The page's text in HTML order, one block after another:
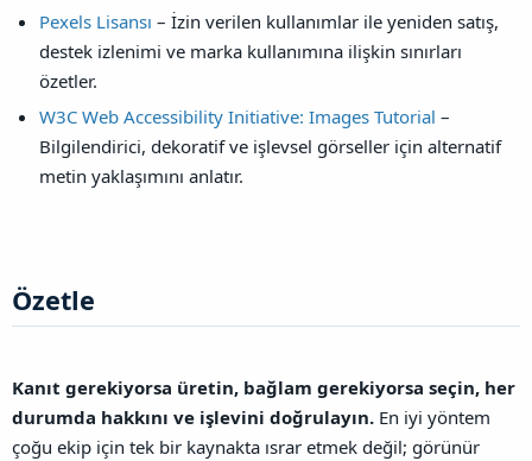
Pexels Lisansı – İzin verilen kullanımlar ile yeniden satış,
destek izlenimi ve marka kullanımına ilişkin sınırları
özetler.
W3C Web Accessibility Initiative: Images Tutorial –
Bilgilendirici, dekoratif ve işlevsel görseller için alternatif
metin yaklaşımını anlatır.
Özetle​
Kanıt gerekiyorsa üretin, bağlam gerekiyorsa seçin, her
durumda hakkını ve işlevini doğrulayın. En iyi yöntem
çoğu ekip için tek bir kaynakta ısrar etmek değil; görünür